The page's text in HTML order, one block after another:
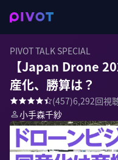
PIVOT TALK SPECIAL
【Japan Drone
産化、勝算は？
(457)6,292回視
小手森千紗